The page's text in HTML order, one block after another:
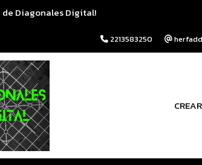
de Diagonales Digital!
2213583250